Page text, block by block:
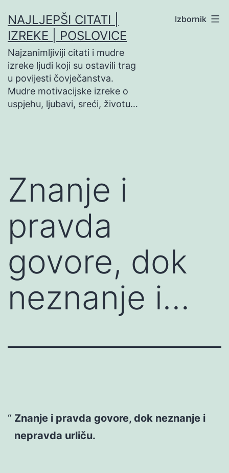
na
sadržaj
NAJLJEPŠI CITATI |
IZREKE | POSLOVICE
Najzanimljiviji citati i mudre
izreke ljudi koji su ostavili trag
u povijesti čovječanstva.
Mudre motivacijske izreke o
uspjehu, ljubavi, sreći, životu…
Izbornik
Znanje i
pravda
govore, dok
neznanje i…
Znanje i pravda govore, dok neznanje i
nepravda urliču.